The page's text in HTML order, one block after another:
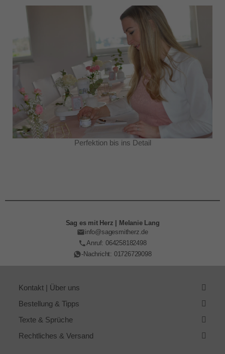
Perfektion bis ins Detail
Sag es mit Herz | Melanie Lang
info@sagesmitherz.de
Anruf: 064258182498
-Nachricht: 01726729098
Kontakt | Über uns
Bestellung & Tipps
Texte & Sprüche
Rechtliches & Versand